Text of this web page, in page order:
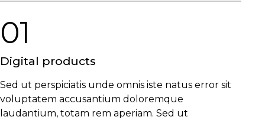
01
Digital products
Sed ut perspiciatis unde omnis iste natus error sit
voluptatem accusantium doloremque
laudantium, totam rem aperiam. Sed ut